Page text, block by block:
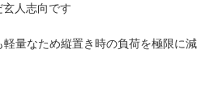
人志向です
量なため縦置き時の負荷を極限に減